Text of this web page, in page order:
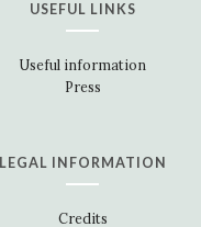
USEFUL LINKS
Useful information
Press
LEGAL INFORMATION
Credits